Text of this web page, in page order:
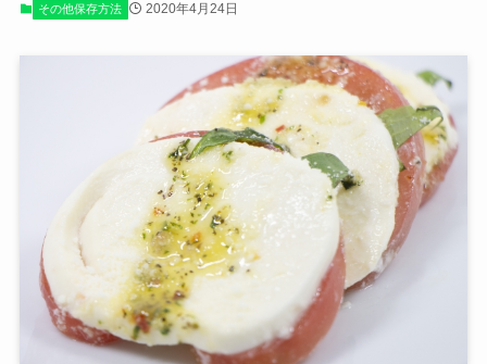
その他保存方法 2020年4月24日